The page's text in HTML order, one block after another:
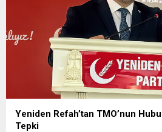
Yeniden Refah’tan TMO’nun
Tepki